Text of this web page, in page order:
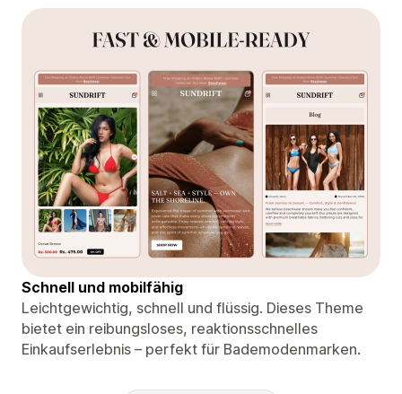
Schnell und mobilfähig
Leichtgewichtig, schnell und flüssig. Dieses Theme
bietet ein reibungsloses, reaktionsschnelles
Einkaufserlebnis – perfekt für Bademodenmarken.